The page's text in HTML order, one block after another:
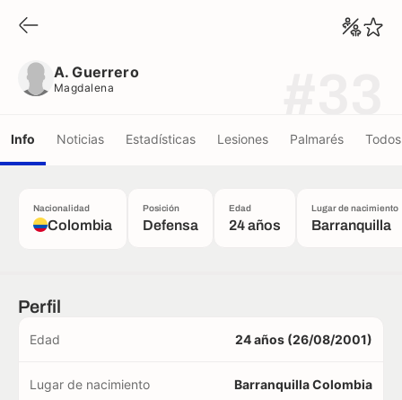
A. Guerrero
Magdalena
Info Noticias Estadísticas Lesiones Palmarés
Nacionalidad
Colombia
Posición
Defensa
Edad
24 años
Lugar de nacimiento
Barranquilla
Perfil
Edad 24 años (26/08/2001)
Lugar de nacimiento Barranquilla Colombia